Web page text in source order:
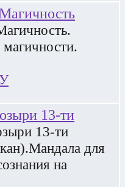
13-ти
13-ти
для
на